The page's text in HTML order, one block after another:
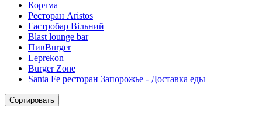
Корчма
Ресторан Aristos
Гастробар Вільний
Blast lounge bar
ПивBurger
Leprekon
Burger Zone
Santa Fe ресторан Запорожье - Доставка еды
Сортировать